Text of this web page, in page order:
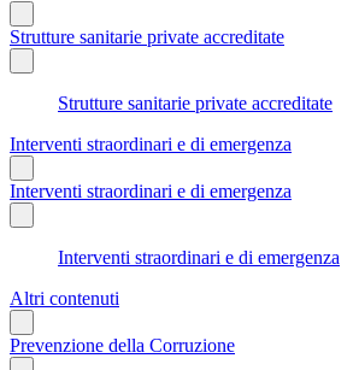
Strutture sanitarie private accreditate
Strutture sanitarie private accreditate
Interventi straordinari e di emergenza
Interventi straordinari e di emergenza
Interventi straordinari e di emergenza
Altri contenuti
Prevenzione della Corruzione